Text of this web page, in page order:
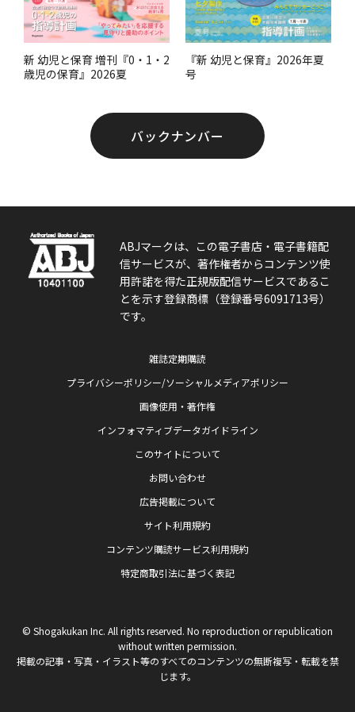
新 幼児と保育 増刊『0・1・2
歳児の保育』2026夏
『新 幼児と保育』2026年夏
号
バックナンバー
ABJマークは、この電子書店・電子書籍配
信サービスが、著作権者からコンテンツ使
用許諾を得た正規版配信サービスであるこ
とを示す登録商標（登録番号6091713号）
です。
雑誌定期購読
プライバシーポリシー/ソーシャルメディアポリシー
画像使用・著作権
インフォマティブデータガイドライン
このサイトについて
お問い合わせ
広告掲載について
サイト利用規約
コンテンツ購読サービス利用規約
特定商取引法に基づく表記
© Shogakukan Inc. All rights reserved. No reproduction or republication
without written permission.
掲載の記事・写真・イラスト等のすべてのコンテンツの無断複写・転載を禁
じます。